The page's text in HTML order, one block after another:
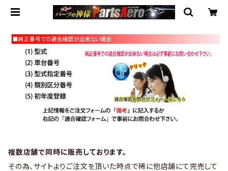
複数店舗で同時に販売しております。
その為、サイトよりご注文を頂いた時点で稀に他店舗にて完売して